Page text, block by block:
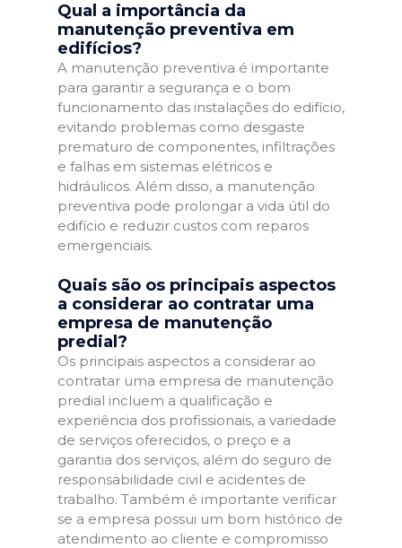
Qual a importância da
manutenção preventiva em
edifícios?
A manutenção preventiva é importante
para garantir a segurança e o bom
funcionamento das instalações do edifício,
evitando problemas como desgaste
prematuro de componentes, infiltrações
e falhas em sistemas elétricos e
hidráulicos. Além disso, a manutenção
preventiva pode prolongar a vida útil do
edifício e reduzir custos com reparos
emergenciais.
Quais são os principais aspectos
a considerar ao contratar uma
empresa de manutenção
predial?
Os principais aspectos a considerar ao
contratar uma empresa de manutenção
predial incluem a qualificação e
experiência dos profissionais, a variedade
de serviços oferecidos, o preço e a
garantia dos serviços, além do seguro de
responsabilidade civil e acidentes de
trabalho. Também é importante verificar
se a empresa possui um bom histórico de
atendimento ao cliente e compromisso